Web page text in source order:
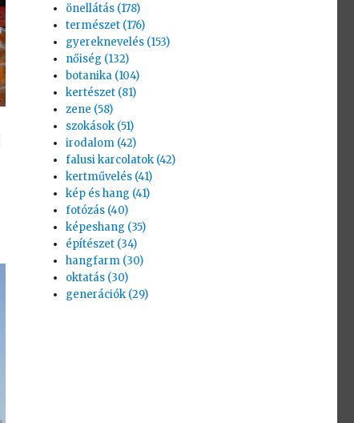
önellátás (178)
természet (176)
gyereknevelés (153)
nőiség (132)
botanika (104)
kertészet (81)
zene (58)
szokások (51)
irodalom (42)
falusi karcolatok (42)
kertművelés (41)
kép és hang (41)
fotózás (40)
képeshang (35)
építészet (34)
hangfarm (30)
oktatás (30)
generációk (29)